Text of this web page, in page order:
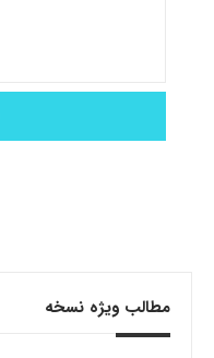
مطالب ویژه نسخه